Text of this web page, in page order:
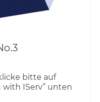
bitte auf
with IServ” unten